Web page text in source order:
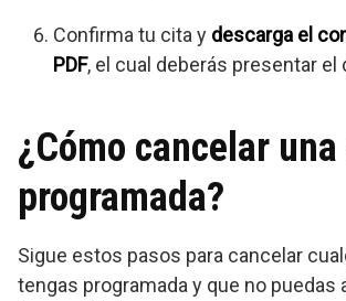
Confirma tu cita y descarga el
PDF, el cual deberás presentar el
¿Cómo cancelar
programada?
Sigue estos pasos para cancelar
tengas programada y que no puedas